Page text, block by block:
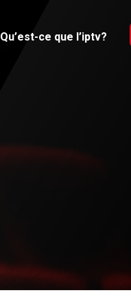
Qu’est-ce que l’iptv?